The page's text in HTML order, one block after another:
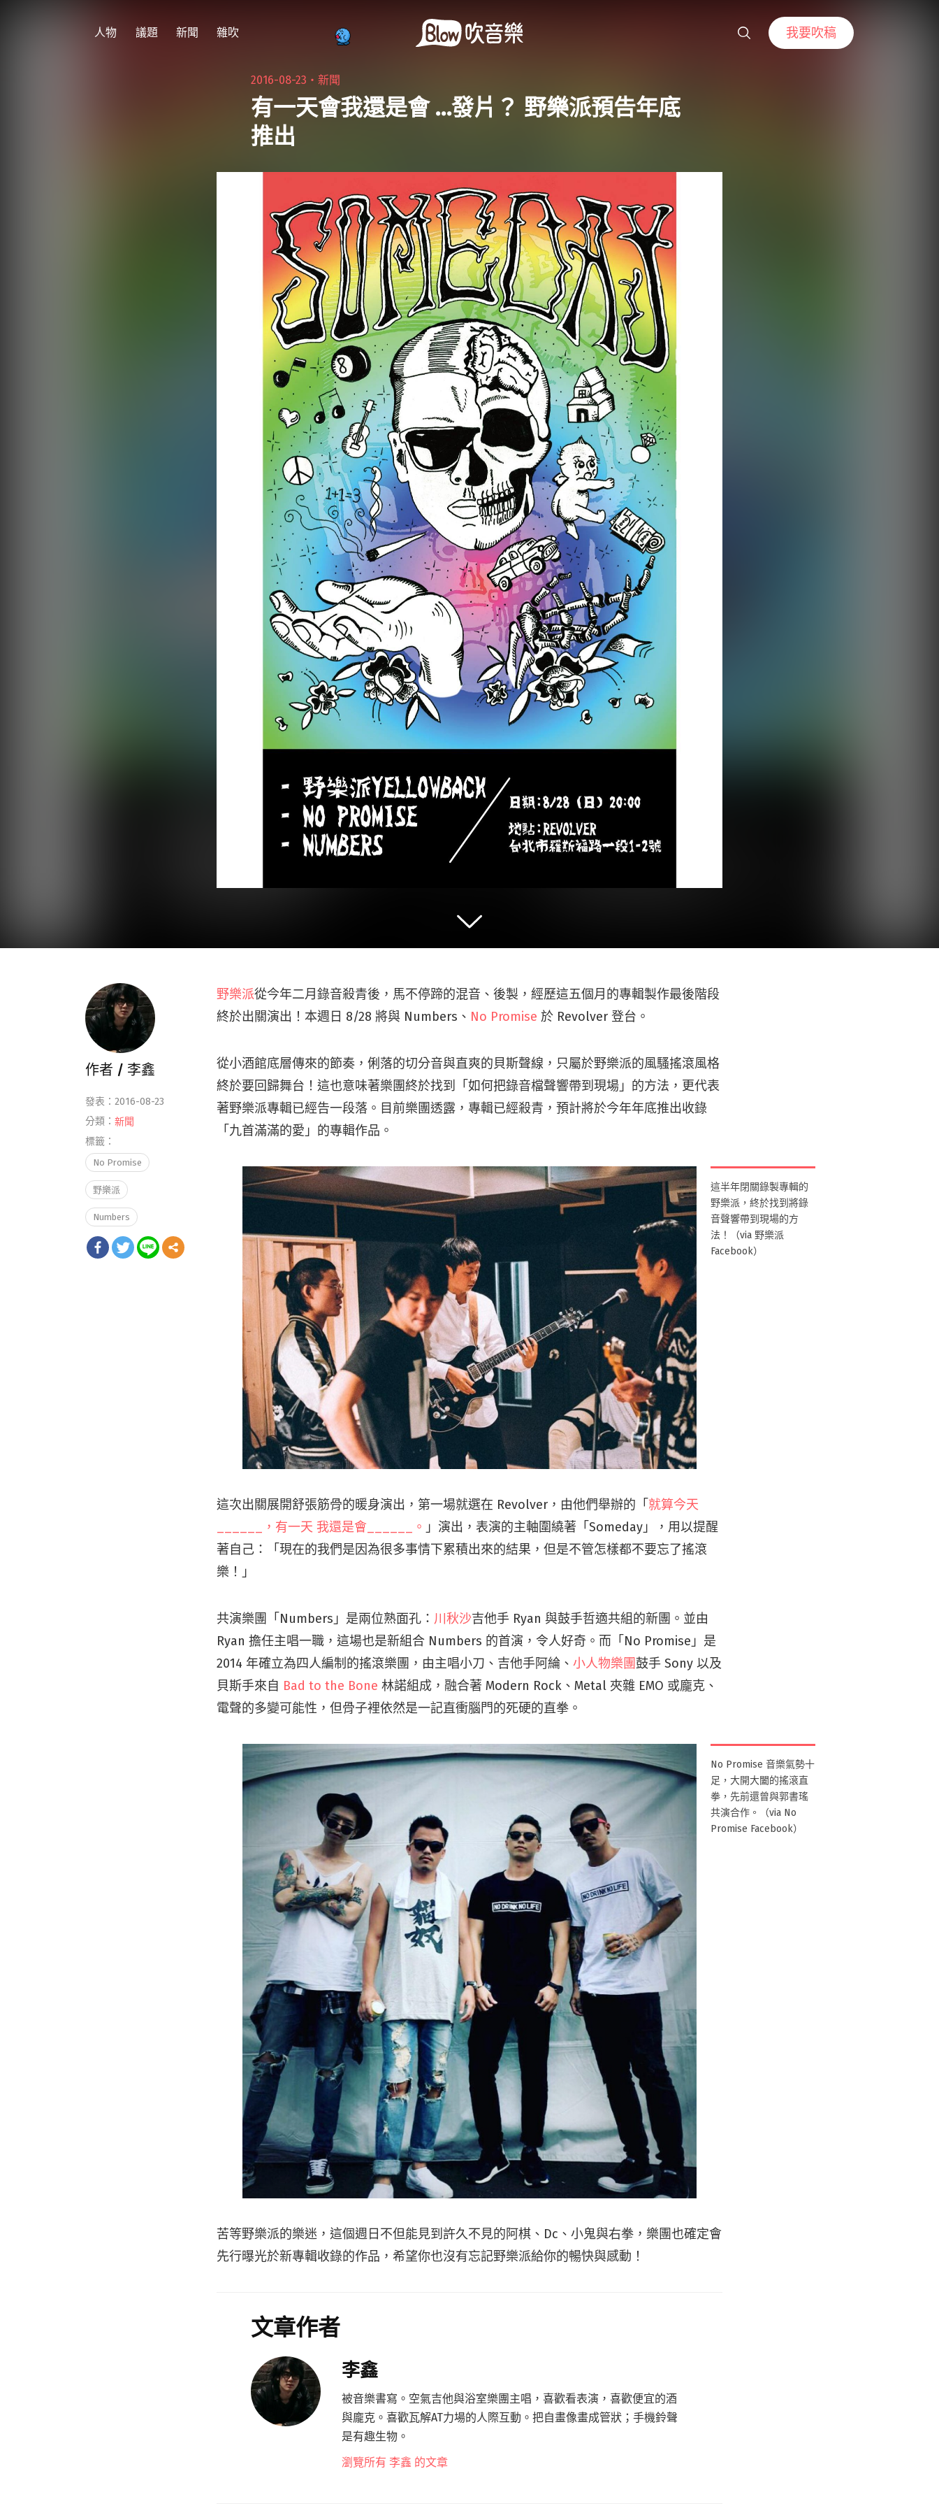
人物 議題 新聞 雜吹 我要吹稿
2016-08-23・新聞
有一天會我還是會 …發片？ 野樂派預告年底
推出
野樂派從今年二月錄音殺青後，馬不停蹄的混音、後製，經歷這五個月的專輯製作最後階段
終於出關演出！本週日 8/28 將與 Numbers、 No Promise 於 Revolver 登台。
從小酒館底層傳來的節奏，俐落的切分音與直爽的貝斯聲線，只屬於野樂派的風騷搖滾風格
終於要回歸舞台！這也意味著樂團終於找到「如何把錄音檔聲響帶到現場」的方法，更代表
著野樂派專輯已經告一段落。目前樂團透露，專輯已經殺青，預計將於今年年底推出收錄
「九首滿滿的愛」的專輯作品。
這半年閉關錄製專輯的
野樂派，終於找到將錄
音聲響帶到現場的方
法！（via 野樂派
Facebook）
這次出關展開舒張筋骨的暖身演出，第一場就選在 Revolver，由他們舉辦的「 就算今天
______，有一天 我還是會______。 」演出，表演的主軸圍繞著「Someday」，用以提醒
著自己：「現在的我們是因為很多事情下累積出來的結果，但是不管怎樣都不要忘了搖滾
樂！」
共演樂團「Numbers」是兩位熟面孔： 川秋沙吉他手 Ryan 與鼓手哲適共組的新團。並由
Ryan 擔任主唱一職，這場也是新組合 Numbers 的首演，令人好奇。而「No Promise」是
2014 年確立為四人編制的搖滾樂團，由主唱小刀、吉他手阿綸、小人物樂團鼓手 Sony 以及
貝斯手來自 Bad to the Bone 林諾組成，融合著 Modern Rock、Metal 夾雜 EMO 或龐克、
電聲的多變可能性，但骨子裡依然是一記直衝腦門的死硬的直拳。
No Promise 音樂氣勢十
足，大開大闔的搖滾直
拳，先前還曾與郭書瑤
共演合作。（via No
Promise Facebook）
苦等野樂派的樂迷，這個週日不但能見到許久不見的阿棋、Dc、小鬼與右拳，樂團也確定會
先行曝光於新專輯收錄的作品，希望你也沒有忘記野樂派給你的暢快與感動！
文章作者
李鑫
被音樂書寫。空氣吉他與浴室樂團主唱，喜歡看表演，喜歡便宜的酒
與龐克。喜歡瓦解AT力場的人際互動。把自畫像畫成管狀；手機鈴聲
是有趣生物。
瀏覽所有 李鑫 的文章
作者 / 李鑫
發表：2016-08-23
分類： 新聞
標籤：
No Promise
野樂派
Numbers